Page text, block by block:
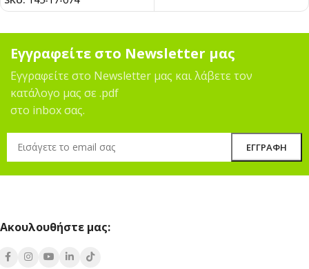
Εγγραφείτε στο Newsletter μας
Εγγραφείτε στο Newsletter μας και λάβετε τον
κατάλογο μας σε .pdf
στο inbox σας.
Ακουλουθήστε μας: